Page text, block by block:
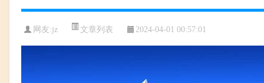
网友:jz 文章列表 2024-04-01 00:57:01